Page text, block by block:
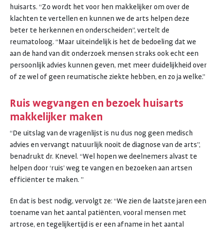
huisarts. “Zo wordt het voor hen makkelijker om over de
klachten te vertellen en kunnen we de arts helpen deze
beter te herkennen en onderscheiden”, vertelt de
reumatoloog. “Maar uiteindelijk is het de bedoeling dat we
aan de hand van dit onderzoek mensen straks ook echt een
persoonlijk advies kunnen geven, met meer duidelijkheid over
of ze wel of geen reumatische ziekte hebben, en zo ja welke.”
Ruis wegvangen en bezoek huisarts
makkelijker maken
“De uitslag van de vragenlijst is nu dus nog geen medisch
advies en vervangt natuurlijk nooit de diagnose van de arts”,
benadrukt dr. Knevel. “Wel hopen we deelnemers alvast te
helpen door ‘ruis’ weg te vangen en bezoeken aan artsen
efficiënter te maken. ”
En dat is best nodig, vervolgt ze: “We zien de laatste jaren een
toename van het aantal patiënten, vooral mensen met
artrose, en tegelijkertijd is er een afname in het aantal